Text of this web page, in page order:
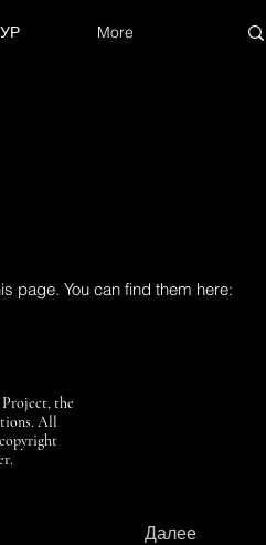
More
page. You can find them here:
the
All
Далее